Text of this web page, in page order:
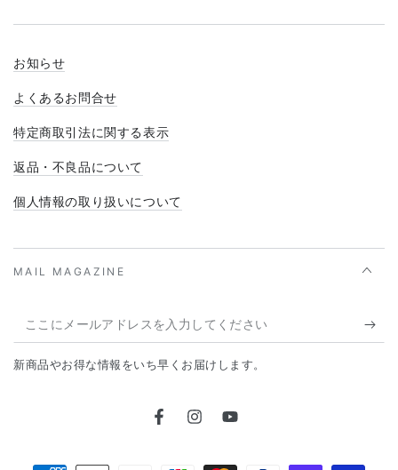
お知らせ
よくあるお問合せ
特定商取引法に関する表示
返品・不良品について
個人情報の取り扱いについて
MAIL MAGAZINE
こ
こ
に
新商品やお得な情報をいち早くお届けします。
FacebookInstagramYouTube